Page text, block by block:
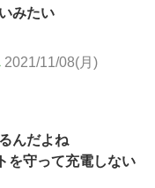
みたい
2021/11/08(月)
んだよね
を守って充電しない